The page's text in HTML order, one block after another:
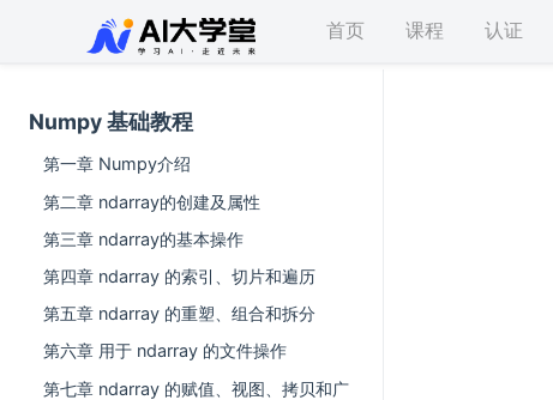
首页 课程 认证
Numpy 基础教程
第一章 Numpy介绍
第二章 ndarray的创建及属性
第三章 ndarray的基本操作
第四章 ndarray 的索引、切片和遍历
第五章 ndarray 的重塑、组合和拆分
第六章 用于 ndarray 的文件操作
第七章 ndarray 的赋值、视图、拷贝和广